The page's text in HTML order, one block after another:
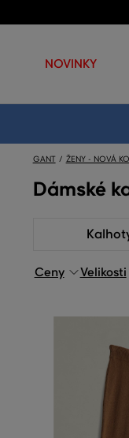
NOVINKY
GANT ŽENY - NOVÁ
Dámské
Ceny Velikosti